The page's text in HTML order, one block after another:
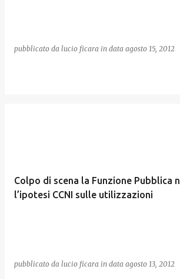
pubblicato da lucio ficara in data agosto 15, 2012
Colpo di scena la Funzione Pubblica
l’ipotesi CCNI sulle utilizzazioni
pubblicato da lucio ficara in data agosto 13, 2012